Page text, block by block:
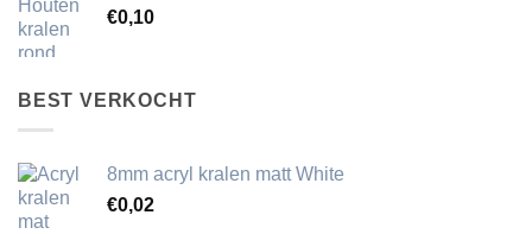
€0,10
BEST VERKOCHT
8mm acryl kralen matt White
€0,02